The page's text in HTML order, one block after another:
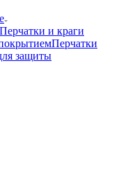
Перчатки и краги
Перчатки
защиты